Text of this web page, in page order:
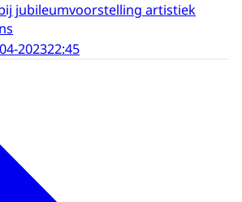
jubileumvoorstelling artistiek
202322:45